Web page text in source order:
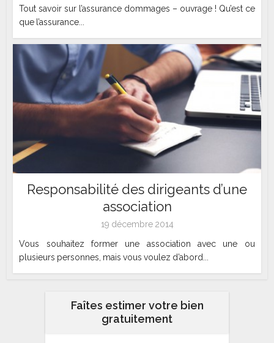
Tout savoir sur l’assurance dommages – ouvrage ! Qu’est ce
que l’assurance...
Responsabilité des dirigeants d’une
association
19 décembre 2014
Vous souhaitez former une association avec une ou
plusieurs personnes, mais vous voulez d’abord...
Faîtes estimer votre bien
gratuitement